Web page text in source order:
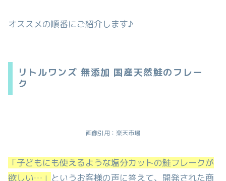
オススメの順番にご紹介します♪
リトルワンズ 無添加 国産天然鮭のフレー
ク
画像引用：楽天市場
「子どもにも使えるような塩分カットの鮭フレークが
欲しい…」 というお客様の声に答えて、開発された商